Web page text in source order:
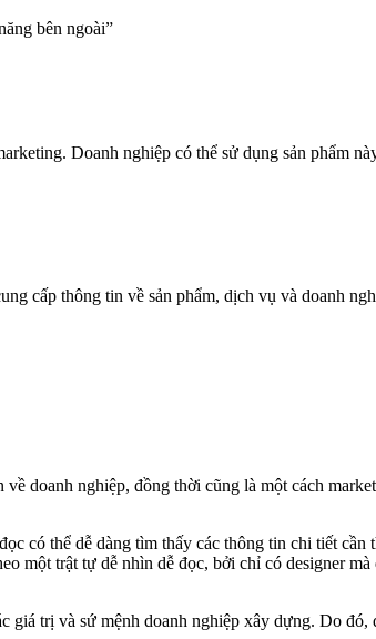
bên ngoài”
Doanh nghiệp có thể sử dụng sản phẩm
cấp thông tin về sản phẩm, dịch vụ và doanh
doanh nghiệp, đồng thời cũng là một cách
có thể dễ dàng tìm thấy các thông tin chi tiết
một trật tự dễ nhìn dễ đọc, bởi chỉ có designer
giá trị và sứ mệnh doanh nghiệp xây dựng. Do